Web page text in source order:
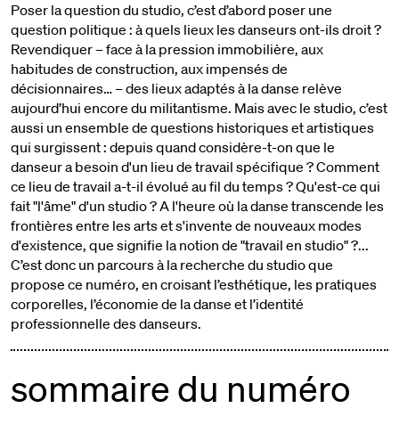
Poser la question du studio, c’est d’abord poser une
question politique : à quels lieux les danseurs ont-ils droit ?
Revendiquer – face à la pression immobilière, aux
habitudes de construction, aux impensés de
décisionnaires… – des lieux adaptés à la danse relève
aujourd’hui encore du militantisme. Mais avec le studio, c’est
aussi un ensemble de questions historiques et artistiques
qui surgissent : depuis quand considère-t-on que le
danseur a besoin d'un lieu de travail spécifique ? Comment
ce lieu de travail a-t-il évolué au fil du temps ? Qu'est-ce qui
fait "l'âme" d'un studio ? A l'heure où la danse transcende les
frontières entre les arts et s'invente de nouveaux modes
d'existence, que signifie la notion de "travail en studio" ?...
C’est donc un parcours à la recherche du studio que
propose ce numéro, en croisant l’esthétique, les pratiques
corporelles, l’économie de la danse et l’identité
professionnelle des danseurs.
sommaire du numéro